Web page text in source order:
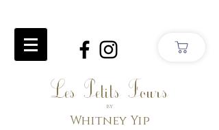
Les Petits Fours
by
Whitney Yip